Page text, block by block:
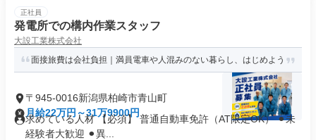
正社員
発電所での構内作業スタッフ
大設工業株式会社
面接旅費は会社負担｜満員電車や人混みのない暮らし、はじめよう
〒945-0016新潟県柏崎市青山町
月給22万円～31万9900円
求めている人材 【必須】 普通自動車免許（AT限定OK） ⚫︎未
経験者大歓迎 ⚫︎異...